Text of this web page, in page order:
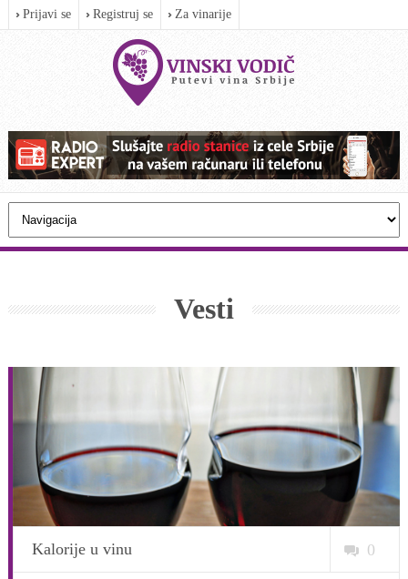
Prijavi se Registruj se Za vinarije
Vesti
0
Kalorije u vinu